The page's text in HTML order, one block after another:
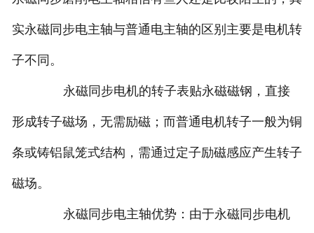
实永磁同步电主轴与普通电主轴的区别主要是电机转
子不同。
永磁同步电机的转子表贴永磁磁钢，直接
形成转子磁场，无需励磁；而普通电机转子一般为铜
条或铸铝鼠笼式结构，需通过定子励磁感应产生转子
磁场。
永磁同步电主轴优势：由于永磁同步电机